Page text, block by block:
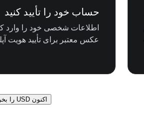
حساب خود را تأیید کنید
اطلاعات شخصی خود را وارد
عکس معتبر برای تأیید هویت
اکنون USD را بخرید